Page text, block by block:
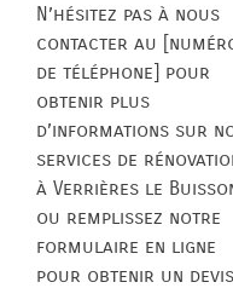
N’hésitez pas à nous
contacter au
de téléphone] pour
obtenir plus
d’informations sur
services de
à Verrières le
ou remplissez notre
formulaire en ligne
pour obtenir un devis